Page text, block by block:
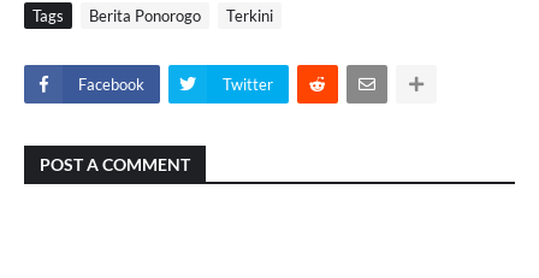
Tags Berita Ponorogo Terkini
Facebook Twitter
POST A COMMENT